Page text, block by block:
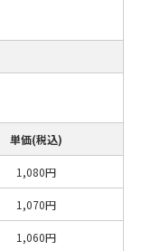
単価(税込)
1,080円
1,070円
1,060円